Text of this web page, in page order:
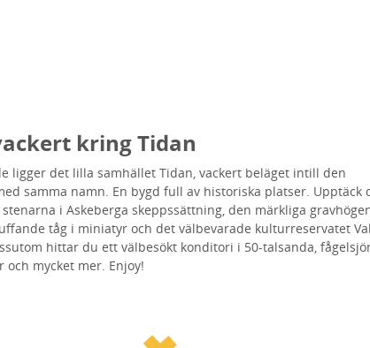
kring Tidan
ligger det lilla samhället Tidan, vackert beläget intill den
samma namn. En bygd full av historiska platser. Upptäck
i Askeberga skeppssättning, den märkliga
tåg i miniatyr och det välbevarade kulturreservatet
hittar du ett välbesökt konditori i 50-talsanda,
och mycket mer. Enjoy!